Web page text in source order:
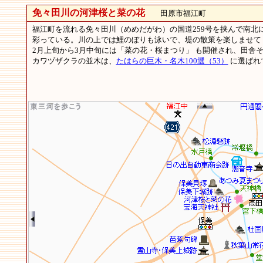
免々田川の河津桜と菜の花田原市福江町
福江町を流れる免々田川（めめだがわ）の国道259号を挟んで南
彩っている。川の上では鯉のぼりも泳いで、堤の散策を楽しませ
2月上旬から3月中旬には「菜の花・桜まつり」 も開催され、田舎
カワヅザクラの並木は、 たはらの巨木・名木100選（53） に選ばれ